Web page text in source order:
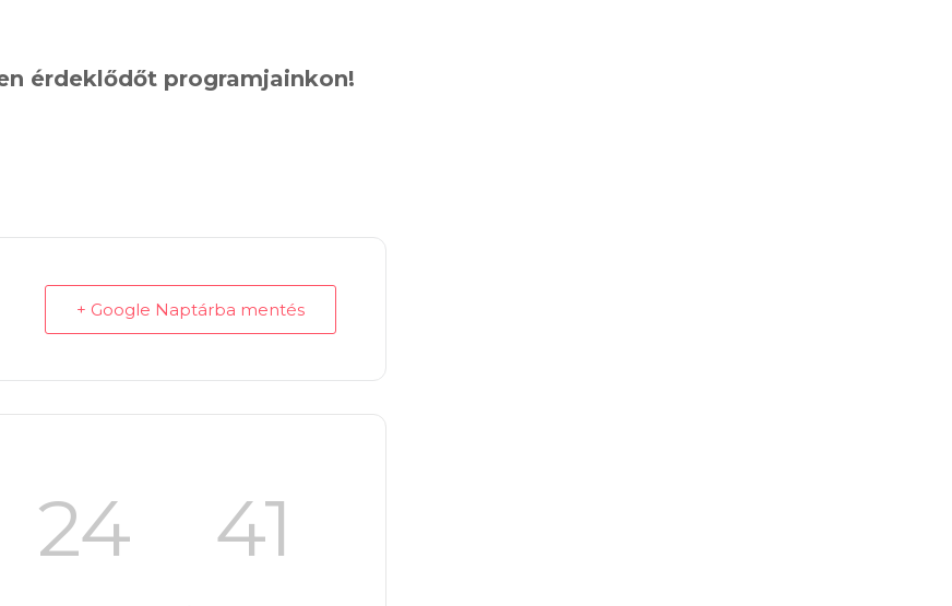
érdeklődőt programjainkon!
+ Google Naptárba mentés
24 39